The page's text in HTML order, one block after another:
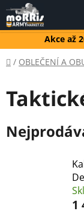
Přejít
na
obsah
Akce až
Domů
/ OBLEČENÍ A
1